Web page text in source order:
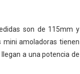
son de 115mm y
mini amoladoras tienen
a una potencia de